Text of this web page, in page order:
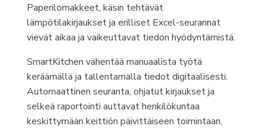
Paperilomakkeet, käsin tehtävät
lämpötilakirjaukset ja erilliset Excel-seurannat
vievät aikaa ja vaikeuttavat tiedon hyödyntämistä.
SmartKitchen vähentää manuaalista työtä
keräämällä ja tallentamalla tiedot digitaalisesti.
Automaattinen seuranta, ohjatut kirjaukset ja
selkeä raportointi auttavat henkilökuntaa
keskittymään keittiön päivittäiseen toimintaan,